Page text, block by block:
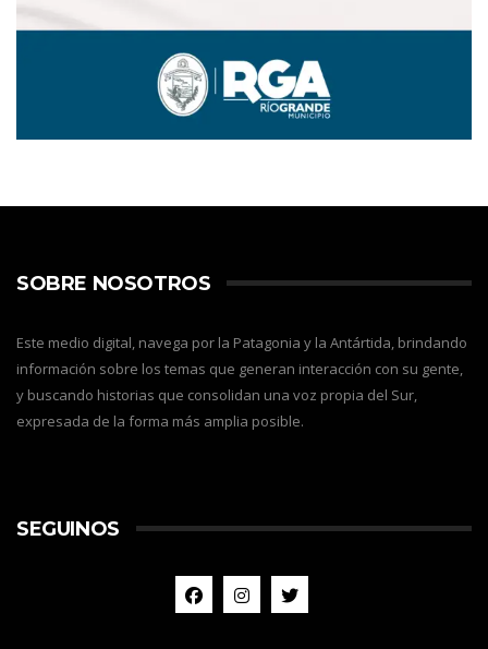
SOBRE NOSOTROS
Este medio digital, navega por la Patagonia y la Antártida, brindando
información sobre los temas que generan interacción con su gente,
y buscando historias que consolidan una voz propia del Sur,
expresada de la forma más amplia posible.
SEGUINOS